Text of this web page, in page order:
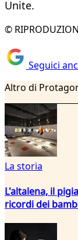
Unite.
©
Seguici
Altro di
La storia
L'altalena, il
ricordi dei